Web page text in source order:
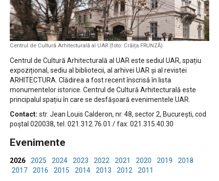
Centrul de Cultură Arhitecturală al UAR (foto: Crăița FRUNZĂ)
Centrul de Cultură Arhitecturală al UAR este sediul UAR, spațiu
expozițional, sediu al bibliotecii, al arhivei UAR și al revistei
ARHITECTURA. Clădirea a fost recent înscrisă în lista
monumentelor istorice. Centrul de Cultură Arhitecturală este
principalul spațiu în care se desfășoară evenimentele UAR.
Contact: str. Jean Louis Calderon, nr. 48, sector 2, București, cod
poștal 020038, tel. 021.312.76.01 / fax: 021.315.40.30
Evenimente
2026 2025 2024 2023 2022 2021 2020 2019
2018
2017
2016 2015 2014 2013 2012 2011